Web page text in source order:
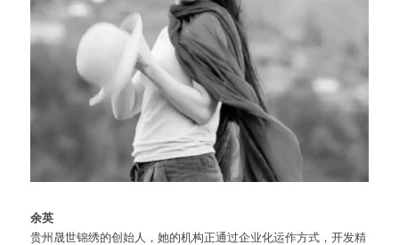
余英
贵州晟世锦绣的创始人，她的机构正通过企业化运作方式，开发精